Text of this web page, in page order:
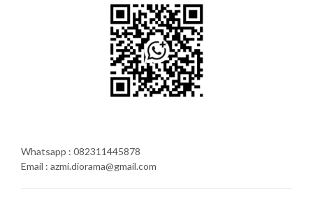
Whatsapp : 082311445878
Email : azmi.diorama@gmail.com